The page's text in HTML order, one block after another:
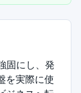
固にし、発
を実際に使